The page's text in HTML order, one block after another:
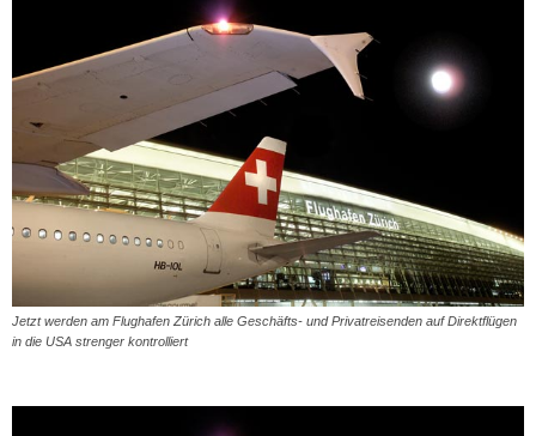
Jetzt werden am Flughafen Zürich alle Geschäfts- und Privatreisenden auf Direktflügen
in die USA strenger kontrolliert